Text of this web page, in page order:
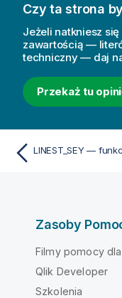
Czy ta strona
Jeżeli natkniesz
zawartością —
techniczny — daj
Przekaż tu
Zasoby
Filmy pomocy
Qlik Developer
Szkolenia